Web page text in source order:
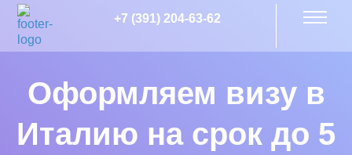
+7 (391) 204-63-62
Оформляем визу в
Италию на срок до 5